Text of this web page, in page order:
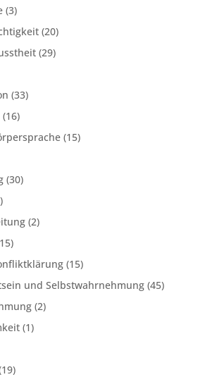
(3)
(20)
(29)
(33)
(16)
(15)
(30)
(2)
(15)
und Selbstwahrnehmung(45)
(2)
(1)